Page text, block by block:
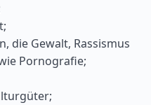
die Gewalt, Rassismus
Pornografie;